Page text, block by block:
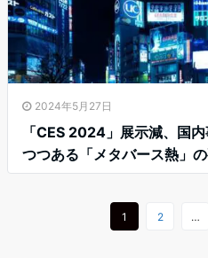
2024年5月27日
「CES 2024」展示減、国
つつある「メタバース熱」
1 2 …